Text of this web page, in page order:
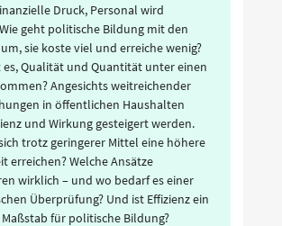
Druck, Personal wird
geht politische Bildung mit den
sie koste viel und erreiche wenig?
es, Qualität und Quantität unter einen
Angesichts weitreichender
in öffentlichen Haushalten
und Wirkung gesteigert werden.
trotz geringerer Mittel eine höhere
erreichen? Welche Ansätze
wirklich – und wo bedarf es einer
Überprüfung? Und ist Effizienz ein
für politische Bildung?